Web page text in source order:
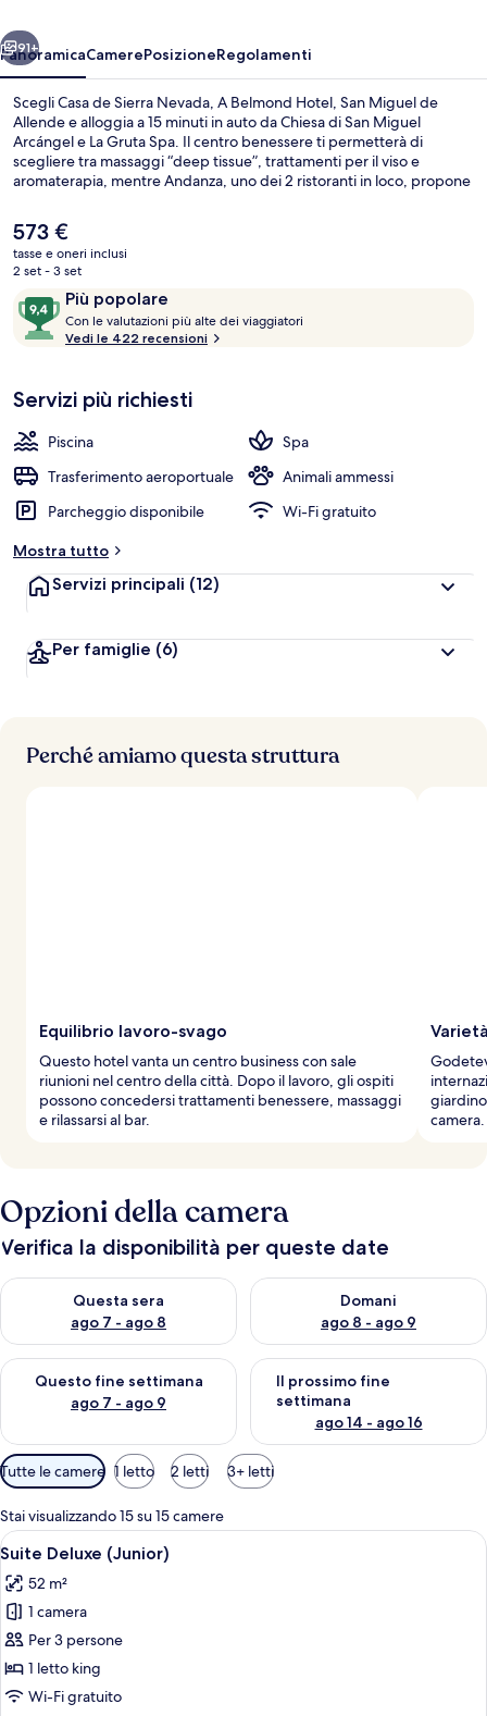
Belmond
Hotel,
San
Miguel
de
Avanti
91+
PanoramicaCamerePosizioneRegolamenti
Scegli Casa de Sierra Nevada, A Belmond Hotel, San Miguel de
Allende e alloggia a 15 minuti in auto da Chiesa di San Miguel
Arcángel e La Gruta Spa. Il centro benessere ti permetterà di
scegliere tra massaggi “deep tissue”, trattamenti per il viso e
aromaterapia, mentre Andanza, uno dei 2 ristoranti in loco, propone
punti di forza di questo hotel di lusso sono 2 bar/lounge, una piscina
all'aperto e una palestra. Altri viaggiatori apprezzano il personale
gentile della struttura.
Il
prezzo
attuale
573 €
573 €
tasse e oneri inclusi
2 set - 3 set
RecensioniPiù popolare
9,4
su
10,
popolare
Con le valutazioni più alte dei viaggiatori
a
u
z
a
a
t
o
Vedi le 422 recensioni
Servizi più richiesti
Piscina
Spa
Trasferimento aeroportuale
Animali ammessi
Parcheggio disponibile
Wi-Fi gratuito
Mostra tutto
Servizi principali (12)
Per famiglie (6)
Perché amiamo questa struttura
Equilibrio lavoro-svago
Questo hotel vanta un centro business con sale
riunioni nel centro della città. Dopo il lavoro, gli ospiti
possono concedersi trattamenti benessere, massaggi
e rilassarsi al bar.
camera.
Opzioni della camera
Verifica la disponibilità per queste date
Questa sera
ago 7 - ago 8
Verifica la disponibilità per questa sera, ago 7 - ago 8
Domani
ago 8 - ago 9
Verifica la disponibilità per
Questo fine settimana
ago 7 - ago 9
Verifica la disponibilità per questo fine settimana, ago 7 - ago
Il prossimo fine
settimana
ago 14 - ago 16
Verifica la disponibilità per il
Filtri
disponibili
per
le
camere
Tutte le camere 1 letto 2 letti 3+ letti
Stai visualizzando 15 su 15 camere
Apri
tutte
le
foto
per
Suite
Deluxe
Una camera da letto con un letto
7
Suite Deluxe (Junior)
52 m²
1 camera
Per 3 persone
1 letto king
Wi-Fi gratuito